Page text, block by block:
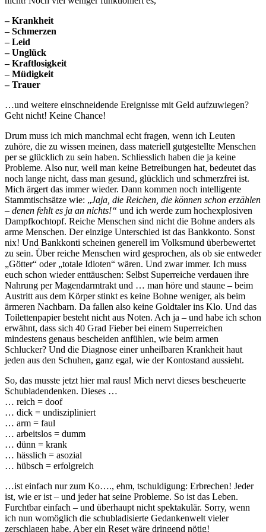
– Krankheit
– Schmerzen
– Leid
– Unglück
– Kraftlosigkeit
– Müdigkeit
– Trauer
…und weitere einschneidende Ereignisse mit Geld aufzuwiegen?
Geht nicht! Keine Chance!
Drum muss ich mich manchmal echt fragen, wenn ich Leuten
zuhöre, die zu wissen meinen, dass materiell gutgestellte Menschen
per se glücklich zu sein haben. Schliesslich haben die ja keine
Probleme. Also nur, weil man keine Betreibungen hat, bedeutet das
noch lange nicht, dass man gesund, glücklich und schmerzfrei ist.
Mich ärgert das immer wieder. Dann kommen noch intelligente
Stammtischsätze wie: „Jaja, die Reichen, die können schon erzählen
– denen fehlt es ja an nichts!“ und ich werde zum hochexplosiven
Dampfkochtopf. Reiche Menschen sind nicht die Bohne anders als
arme Menschen. Der einzige Unterschied ist das Bankkonto. Sonst
nix! Und Bankkonti scheinen generell im Volksmund überbewertet
zu sein. Über reiche Menschen wird gesprochen, als ob sie entweder
„Götter“ oder „totale Idioten“ wären. Und zwar immer. Ich muss
euch schon wieder enttäuschen: Selbst Superreiche verdauen ihre
Nahrung per Magendarmtrakt und … man höre und staune – beim
Austritt aus dem Körper stinkt es keine Bohne weniger, als beim
ärmeren Nachbarn. Da fallen also keine Goldtaler ins Klo. Und das
Toilettenpapier besteht nicht aus Noten. Ach ja – und habe ich schon
erwähnt, dass sich 40 Grad Fieber bei einem Superreichen
mindestens genaus bescheiden anfühlen, wie beim armen
Schlucker? Und die Diagnose einer unheilbaren Krankheit haut
jeden aus den Schuhen, ganz egal, wie der Kontostand aussieht.
So, das musste jetzt hier mal raus! Mich nervt dieses bescheuerte
Schubladendenken. Dieses …
… reich = doof
… dick = undiszipliniert
… arm = faul
… arbeitslos = dumm
… dünn = krank
… hässlich = asozial
… hübsch = erfolgreich
…ist einfach nur zum Ko…., ehm, tschuldigung: Erbrechen! Jeder
ist, wie er ist – und jeder hat seine Probleme. So ist das Leben.
Furchtbar einfach – und überhaupt nicht spektakulär. Sorry, wenn
ich nun womöglich die schubladisierte Gedankenwelt vieler
zerschlagen habe. Aber ein Reset wäre dringend nötig!